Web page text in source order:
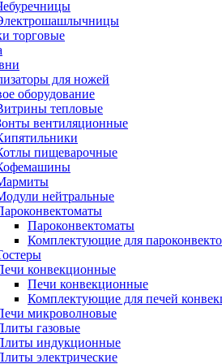
торговые
для ножей
оборудование
тепловые
вентиляционные
пищеварочные
нейтральные
Пароконвектоматы
Комплектующие для
конвекционные
Печи конвекционные
Комплектующие для печей
микроволновые
газовые
индукционные
электрические